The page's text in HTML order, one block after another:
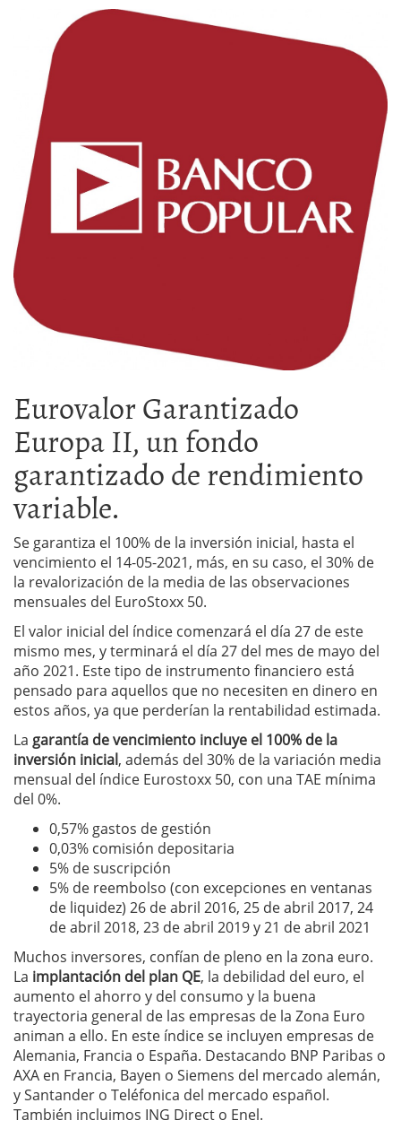
Eurovalor Garantizado
Europa II, un fondo
garantizado de rendimiento
variable.
Se garantiza el 100% de la inversión inicial, hasta el
vencimiento el 14-05-2021, más, en su caso, el 30% de
la revalorización de la media de las observaciones
mensuales del EuroStoxx 50.
El valor inicial del índice comenzará el día 27 de este
mismo mes, y terminará el día 27 del mes de mayo del
año 2021. Este tipo de instrumento financiero está
pensado para aquellos que no necesiten en dinero en
estos años, ya que perderían la rentabilidad estimada.
La garantía de vencimiento incluye el 100% de la
inversión inicial, además del 30% de la variación media
mensual del índice Eurostoxx 50, con una TAE mínima
del 0%.
0,57% gastos de gestión
0,03% comisión depositaria
5% de suscripción
5% de reembolso (con excepciones en ventanas
de liquidez) 26 de abril 2016, 25 de abril 2017, 24
de abril 2018, 23 de abril 2019 y 21 de abril 2021
Muchos inversores, confían de pleno en la zona euro.
La implantación del plan QE, la debilidad del euro, el
aumento el ahorro y del consumo y la buena
trayectoria general de las empresas de la Zona Euro
animan a ello. En este índice se incluyen empresas de
Alemania, Francia o España. Destacando BNP Paribas o
AXA en Francia, Bayen o Siemens del mercado alemán,
y Santander o Teléfonica del mercado español.
También incluimos ING Direct o Enel.